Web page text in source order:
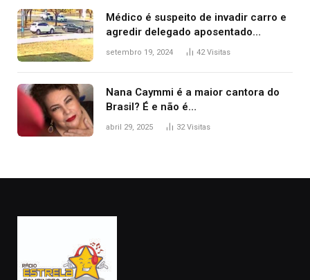
Médico é suspeito de invadir carro e
agredir delegado aposentado
durante confusão no trânsito
setembro 19, 2024 42Visitas
Nana Caymmi é a maior cantora do
Brasil? É e não é…
abril 29, 2025 32Visitas